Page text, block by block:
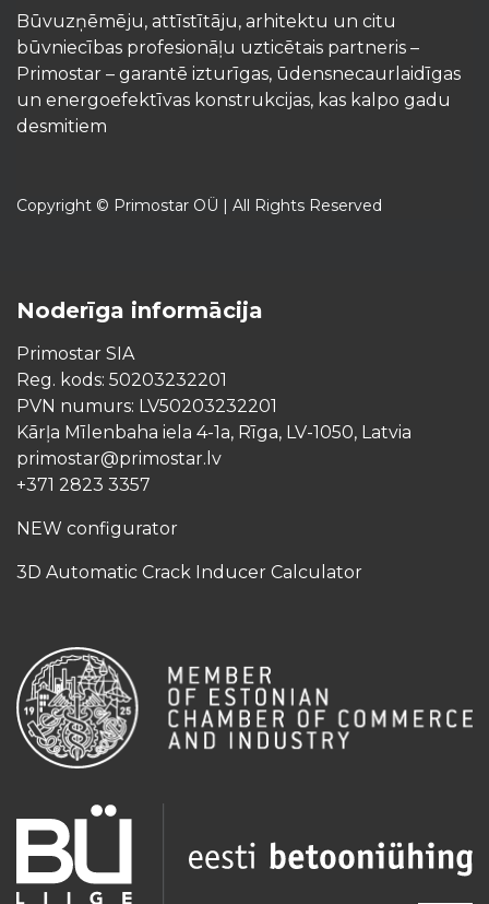
Būvuzņēmēju, attīstītāju, arhitektu un citu
būvniecības profesionāļu uzticētais partneris –
Primostar – garantē izturīgas, ūdensnecaurlaidīgas
un energoefektīvas konstrukcijas, kas kalpo gadu
desmitiem
Copyright © Primostar OÜ | All Rights Reserved
Noderīga informācija
Primostar SIA
Reg. kods: 50203232201
PVN numurs: LV50203232201
Kārļa Mīlenbaha iela 4-1a, Rīga, LV-1050, Latvia
primostar@primostar.lv
+371 2823 3357
NEW configurator
3D Automatic Crack Inducer Calculator